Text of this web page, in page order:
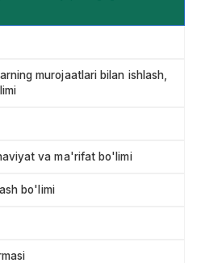
murojaatlari bilan ishlash,
va ma'rifat bo'limi
bo'limi